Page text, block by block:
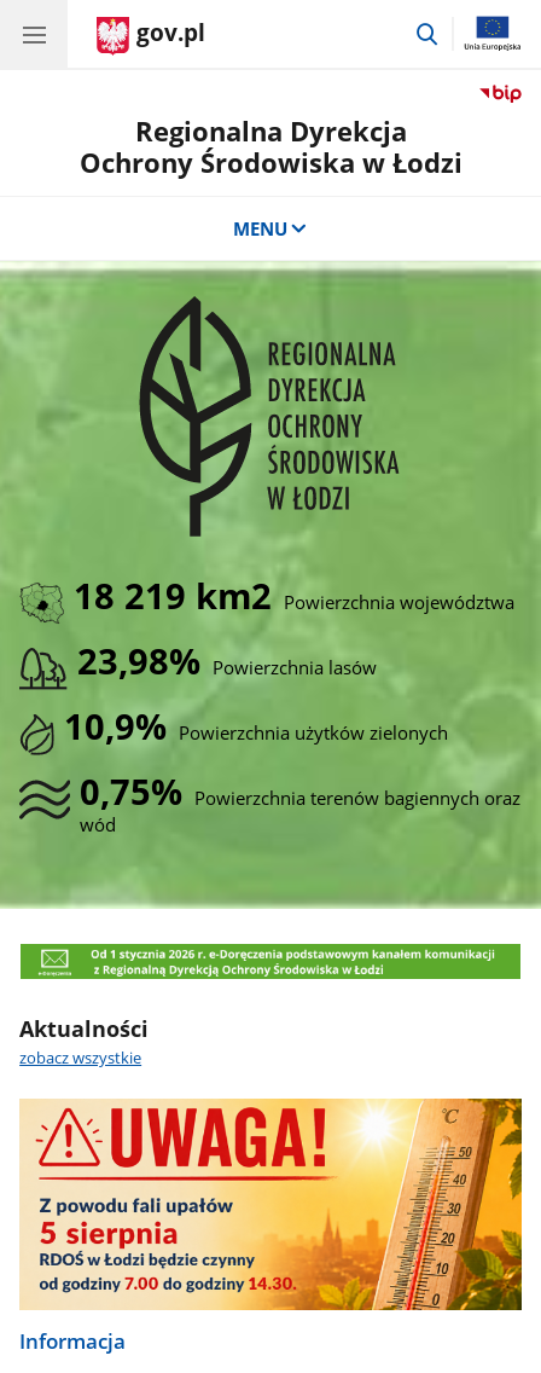
gov.pl
przejdź
Regionalna Dyrekcja
Ochrony Środowiska w Łodzi
MENU
18 219 km2 Powierzchnia województwa
23,98% Powierzchnia lasów
10,9% Powierzchnia użytków zielonych
0,75% Powierzchnia terenów bagiennych oraz
wód
Aktualności
zobacz wszystkie
Informacja